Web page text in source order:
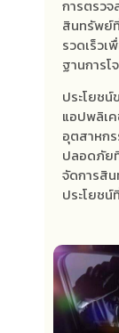
การตรวจ
สินทรัพย์
รวดเร็ว
ฐานการ
ประโยช
แอปพลิเ
อุตสาหก
ปลอดภัย
จัดการสิ
ประโยช